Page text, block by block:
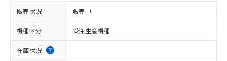
販売状況 販売中
機種区分 受注生産機種
在庫状況